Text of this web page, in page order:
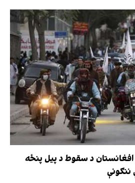
د افغانستان د سقوط د پیل پنځه
ننګونې